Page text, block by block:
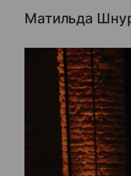
Матильда